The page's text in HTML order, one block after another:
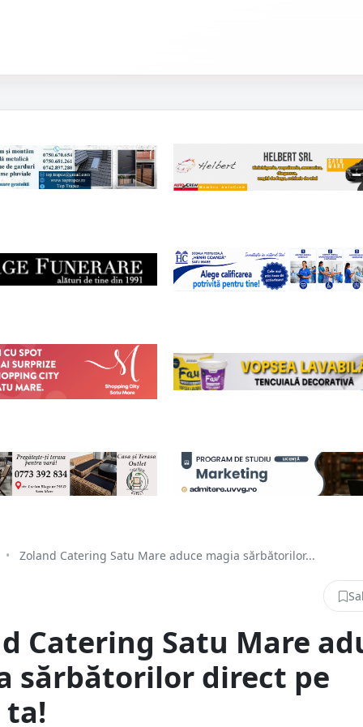
• Zoland Catering Satu Mare aduce magia sărbătorilor...
Catering Satu Mare
sărbătorilor direct pe
ta!